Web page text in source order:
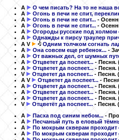
A
О чем писать? На то не наша
A
Огонь в печи не спит,
A
Огонь в печи не спит... -
A
Огонь в печи не спит... -
A
Огороды русские под холмом
A
Однажды к пирсу траулер
A V Одним толчком согнать
A
Она совсем еще ребенок... -
A
От важных дел, от шумных
A
Отцветет да поспеет... - Песня.
A
Отцветет да поспеет... - Песня.
V
Отцветет да поспеет... - Песня.
A V Отцветет да поспеет... -
A
Отцветет да поспеет...- Песня.
A
Отцветет да поспеет... - Песня.
A
Отцветет да поспеет... - Песня.
V
Отцветёт да поспеет... - Песня.
A
Пасха под синим небом... -
A
Песчаный путь в еловый
A
По мокрым скверам проходит
A
По мокрым скверам проходит